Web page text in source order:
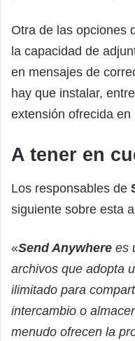
Otra de las opciones
la capacidad de
en mensajes de
hay que instalar,
extensión ofrecida en
A tener en
Los responsables de
siguiente sobre esta
«Send Anywhere es
archivos que adopta
ilimitado para
intercambio o
menudo ofrecen la